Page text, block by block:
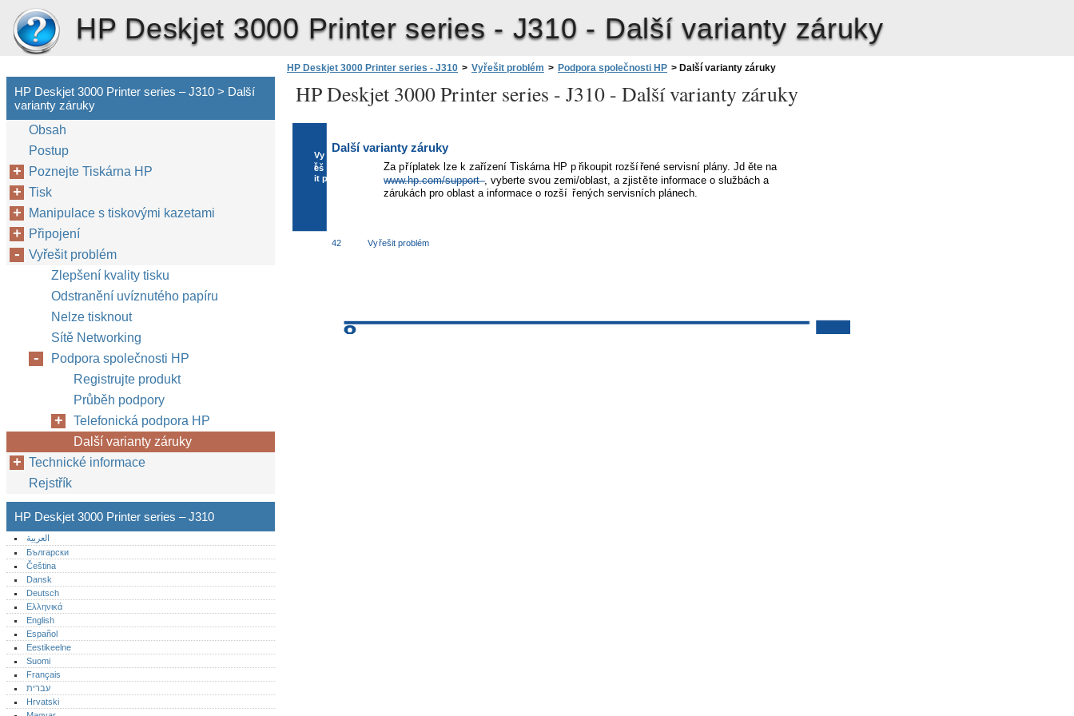
HP Deskjet 3000 Printer series - J310 - Další varianty záruky
HP Deskjet 3000 Printer series - J310 > Vyřešit problém > Podpora společnosti HP > Další varianty záruky
HP Deskjet 3000 Printer series - J310 - Další varianty záruky
Další varianty záruky
Za příplatek lze k zařízení Tiskárna HP p řikoupit rozšířené servisní plány. Jd ěte na
www.hp.com/support , vyberte svou zemi/oblast, a zjistěte informace o službách a
zárukách pro oblast a informace o rozší řených servisních plánech.
42 Vyřešit problém
Vy
řeš
it problém
8
HP Deskjet 3000 Printer series – J310 > Další
varianty záruky
Obsah
Postup
Poznejte Tiskárna HP
Tisk
Manipulace s tiskovými kazetami
Připojení
Vyřešit problém
Zlepšení kvality tisku
Odstranění uvíznutého papíru
Nelze tisknout
Sítě Networking
Podpora společnosti HP
Registrujte produkt
Průběh podpory
Telefonická podpora HP
Další varianty záruky
Technické informace
Rejstřík
HP Deskjet 3000 Printer series – J310
العربية
Български
Čeština
Dansk
Deutsch
Ελληνικά
English
Español
Eestikeelne
Suomi
Français
עברית
Hrvatski